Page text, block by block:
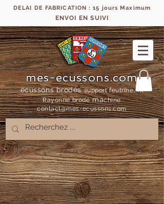
DELAI DE FABRICATION : 15 jours Maximum
ENVOI EN SUIVI
mes-ecussons.com
écussons brodés support feutrine, fil
Rayonne brodémachine
contact@mes-ecussons.com